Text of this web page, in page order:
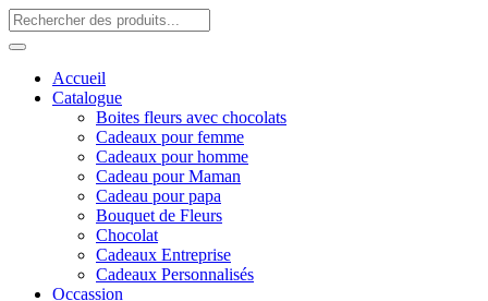
Accueil
Catalogue
Boites fleurs avec chocolats
Cadeaux pour femme
Cadeaux pour homme
Cadeau pour Maman
Cadeau pour papa
Bouquet de Fleurs
Chocolat
Cadeaux Entreprise
Cadeaux Personnalisés
Occassion